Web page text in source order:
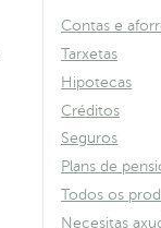
Contas e
Tarxetas
Hipotecas
Créditos
Seguros
Plans de
Todos os
Necesitas